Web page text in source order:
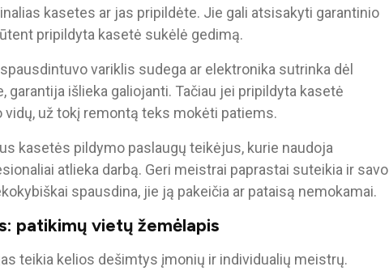
kasetes ar jas pripildėte. Jie gali atsisakyti garantinio
pripildyta kasetė sukėlė gedimą.
variklis sudega ar elektronika sutrinka dėl
išlieka galiojanti. Tačiau jei pripildyta kasetė
už tokį remontą teks mokėti patiems.
kasetės pildymo paslaugų teikėjus, kurie naudoja
atlieka darbą. Geri meistrai paprastai suteikia ir savo
spausdina, jie ją pakeičia ar pataisą nemokamai.
patikimų vietų žemėlapis
teikia kelios dešimtys įmonių ir individualių meistrų.